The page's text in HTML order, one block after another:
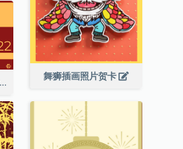
舞狮插画照片贺卡
老虎插图农历新年贺卡